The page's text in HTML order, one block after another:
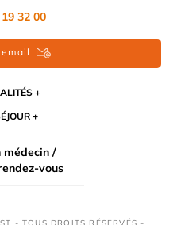
32 00
médecin /
vous